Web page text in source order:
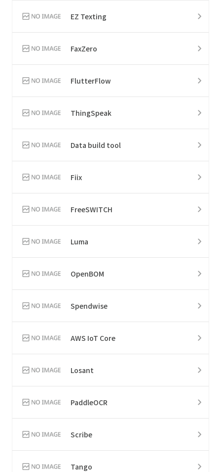
EZ Texting
FaxZero
FlutterFlow
ThingSpeak
Data build tool
Fiix
FreeSWITCH
Luma
OpenBOM
Spendwise
AWS IoT Core
Losant
PaddleOCR
Scribe
Tango